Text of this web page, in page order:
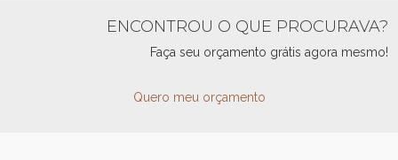
ENCONTROU O QUE PROCURAVA?
Faça seu orçamento grátis agora mesmo!
Quero meu orçamento